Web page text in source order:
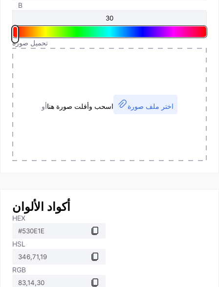
B
تحميل صورة
اسحب وأفلت صورة هناأو اختر ملف صورة
أكواد الألوان
HEX
HSL
RGB